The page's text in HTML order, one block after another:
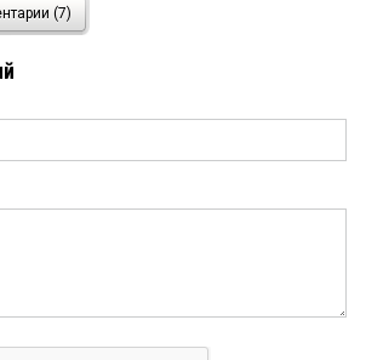
омич
Сокин может понимать в
просвещает? «Беда, коль пироги
свое учреждение лучше бы отчитался!
(7)